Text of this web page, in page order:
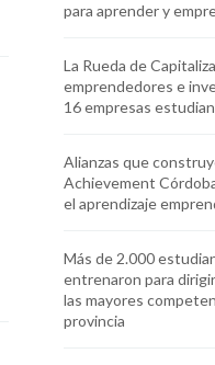
para aprender y
La Rueda de
emprendedores e
16 empresas
Alianzas que
Achievement
el aprendizaje
Más de 2.000
entrenaron para
las mayores
provincia